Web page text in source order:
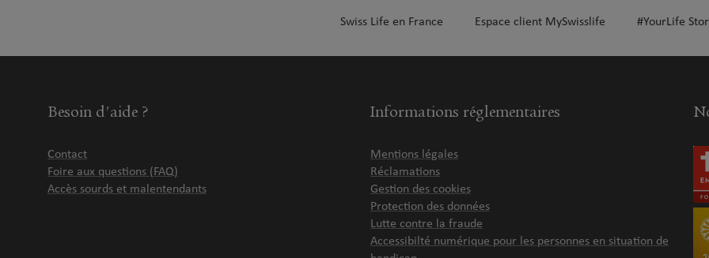
Swiss Life en France Espace client MySwisslife #YourLife
Besoin d'aide ?
Contact
Foire aux questions (FAQ)
Accès sourds et malentendants
Informations réglementaires
Mentions légales
Réclamations
Gestion des cookies
Protection des données
Lutte contre la fraude
Accessibilté numérique pour les personnes en situation de